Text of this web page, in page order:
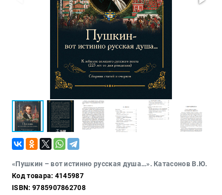
«Пушкин – вот истинно русская душа…». Катасонов В.Ю.
Код товара: 4145987
ISBN: 9785907862708
Философия
Политика
Туризм
Разное
Кухня,
гастрономия,
Закон